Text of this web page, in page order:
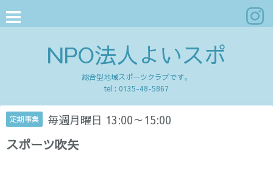
NPO法人よいスポ
総合型地域スポーツクラブです。
tel : 0135-48-5867
定期事業 毎週月曜日 13:00～15:00
スポーツ吹矢